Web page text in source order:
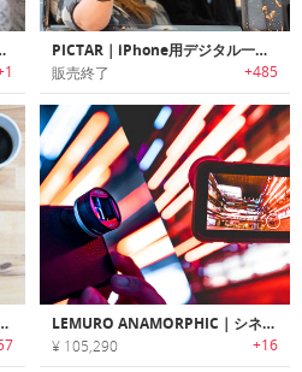
する高性能レンズセット PICTAR｜iPhone用デジタル一眼レフカメラグリップ「ピクター」
販売終了 +485
ス＆レンズキット「レンスタキット」 LEMURO ANAMORPHIC｜シネマチックな映像撮影ができるスマホ用アナモルフィックレンズキット
¥ 105,290 +16